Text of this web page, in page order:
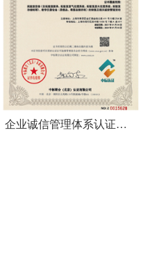
企业诚信管理体系认证证